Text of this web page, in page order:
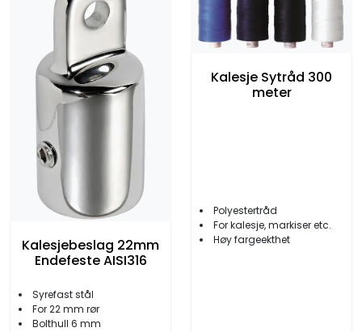
Kalesjebeslag 22mm
Endefeste AISI316
Syrefast stål
For 22 mm rør
Bolthull 6 mm
Kalesje Sytråd 300
meter
Polyestertråd
For kalesje, markiser etc.
Høy fargeekthet